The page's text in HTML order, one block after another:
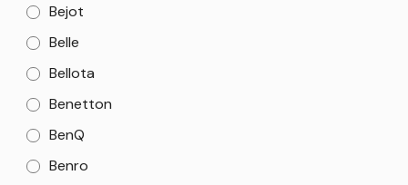
Bejot
Belle
Bellota
Benetton
BenQ
Benro